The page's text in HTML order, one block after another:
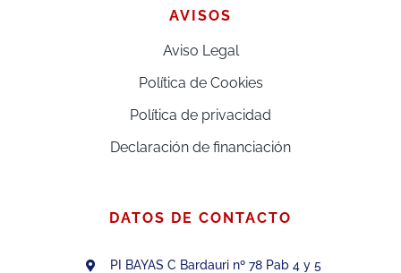
AVISOS
Aviso Legal
Política de Cookies
Política de privacidad
Declaración de financiación
DATOS DE CONTACTO
PI BAYAS C Bardauri nº 78 Pab 4 y 5